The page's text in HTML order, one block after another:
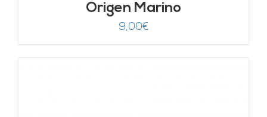
Origen Marino
9,00€